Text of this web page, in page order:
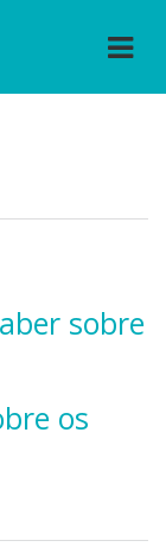
sobre
os